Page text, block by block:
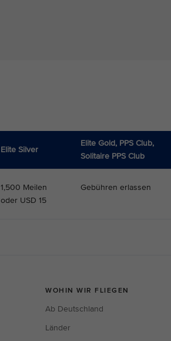
Elite Silver
Elite Gold, PPS Club,
Solitaire PPS Club
1,500 Meilen
oder USD 15
Gebühren erlassen